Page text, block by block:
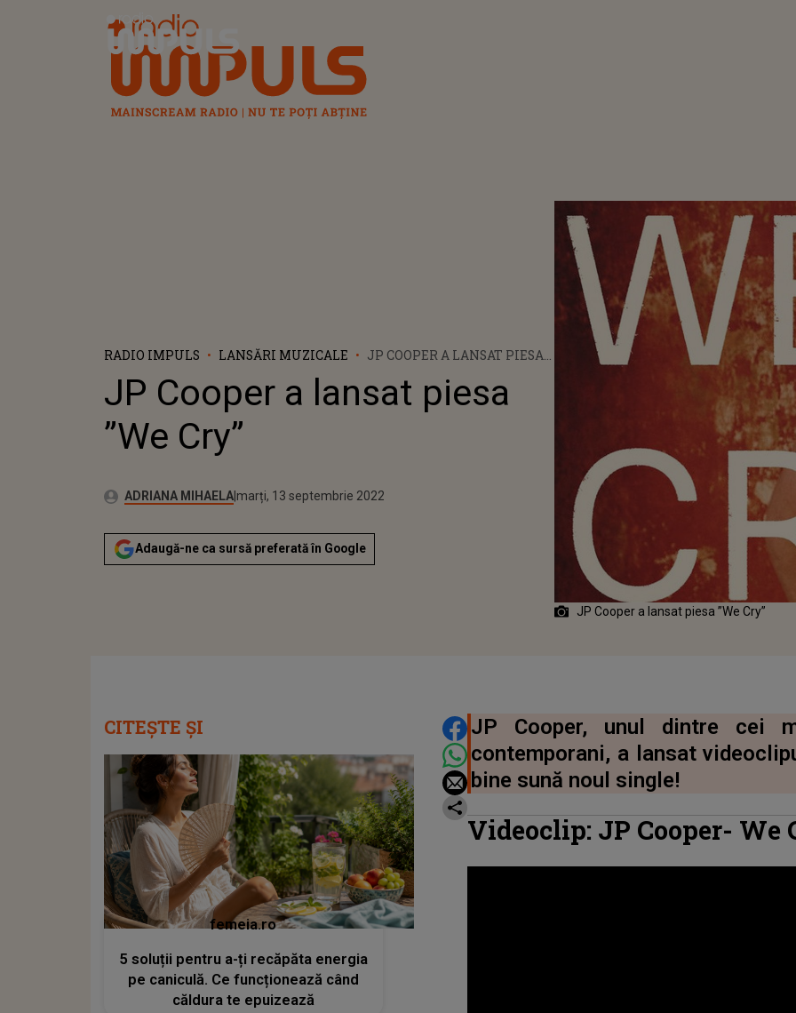
Radio Impuls
RADIO IMPULS LANSĂRI MUZICALE
JP COOPER A LANSAT PIESA
JP Cooper a lansat piesa
”We Cry”
Autor:ADRIANA MIHAELAPublicat:
luni, 13 septembrie 2021
Actualizat:
marți, 13 septembrie 2022
Adaugă-ne ca sursă preferată în Google
JP Cooper a lansat piesa ”We Cry”
DISTRIBUIE ARTICOLUL
JP Cooper, unul dintre cei
contemporani, a lansat
bine sună noul single!
Videoclip: JP Cooper- We
CITEȘTE ȘI
femeia.ro
5 soluții pentru a-ți recăpăta energia
pe caniculă. Ce funcționează când
căldura te epuizează